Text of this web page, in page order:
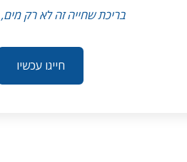
בריכת שחייה זה לא רק
חייגו עכשיו